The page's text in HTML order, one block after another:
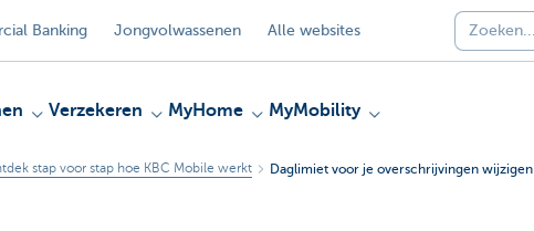
Banking Jongvolwassenen Alle websites
Verzekeren MyHome MyMobility
stap voor stap hoe KBC Mobile werkt Daglimiet voor je overschrijvingen wijzigen